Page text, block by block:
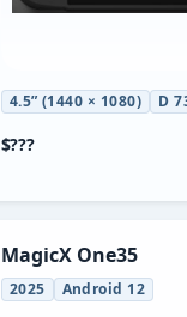
4.5” (1440 × 1080) D
$???
MagicX One35
2025 Android 12